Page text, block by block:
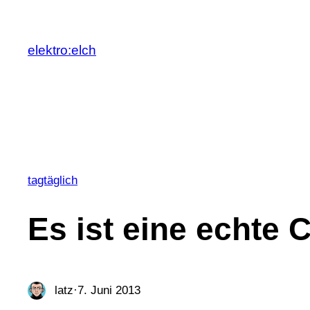
springen
elektro:elch
tagtäglich
Es ist eine echte
latz·7. Juni 2013